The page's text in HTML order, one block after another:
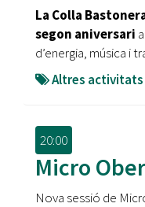
La Colla
segon aniversari
d’energia, música i
Altres activitats
20:00
Micro
Nova sessió de